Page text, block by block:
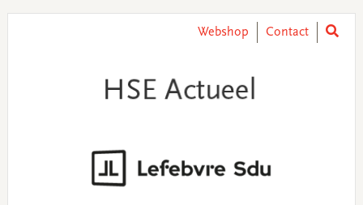
Webshop Contact